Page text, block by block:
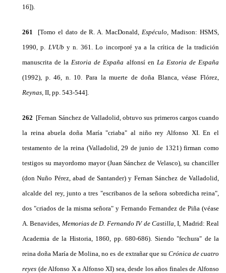
16]).
261 [Tomo el dato de R. A. MacDonald, Espéculo,Madison: HSMS,
1990, p. LVUby n. 361. Lo in­corporé ya a la crítica de la tradición
manuscrita de la Estoria de España alfonsí en La Estoria de Espa­ña
(1992), p. 46, n. 10. Para la muerte de doña Blanca, véase Flórez,
Reynas, II, pp. 543-544].
262 [Fernan Sánchez de Valladolid, obtuvo sus primeros cargos cuando
la reina abuela doña María "cria­ba" al niño rey Alfonso XI. En el
testamento de la reina (Valladolid, 29 de junio de 1321) firman como
tes­tigos su mayordomo mayor (Juan Sánchez de Velasco), su chanciller
(don Nuño Pérez, abad de Santander) y Fernan Sánchez de Valladolid,
alcalde del rey, junto a tres "escribanos de la señora sobredicha reina",
dos "criados de la misma señora" y Fernando Fernandez de Piña (véase
A. Benavides, Memorias de D. Fernando IV de Castilla,I, Madrid: Real
Academia de la Historia, 1860, pp. 680-686). Siendo "fechura" de la
reina doña María de Molina, no es de extrañar que su Crónica de cuatro
reyes (de Alfonso X a Al­fonso XI) sea, desde los años finales de Alfonso